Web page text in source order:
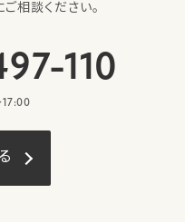
相談ください。
110